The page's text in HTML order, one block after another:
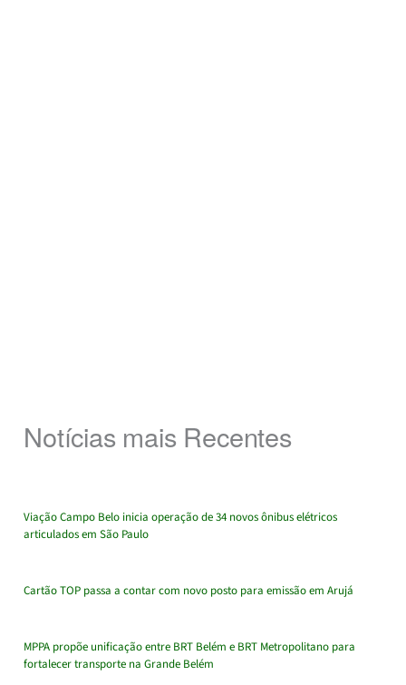
Notícias mais Recentes
Viação Campo Belo inicia operação de 34 novos ônibus elétricos
articulados em São Paulo
Cartão TOP passa a contar com novo posto para emissão em Arujá
MPPA propõe unificação entre BRT Belém e BRT Metropolitano para
fortalecer transporte na Grande Belém